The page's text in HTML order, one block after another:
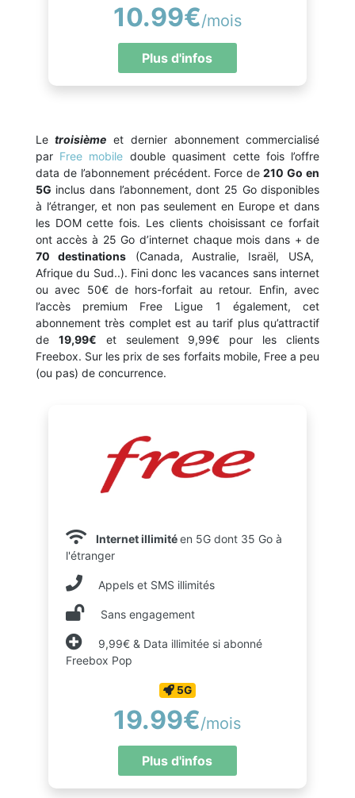
10.99€/mois
Plus d'infos
Letroisième et dernier abonnement commercialisé
par Free mobile double quasiment cette fois l’offre
data de l’abonnement précédent. Force de 210 Go en
5G inclus dans l’abonnement, dont 25 Go disponibles
à l’étranger, et non pas seulement en Europe et dans
les DOM cette fois. Les clients choisissant ce forfait
ont accès à 25 Go d’internet chaque mois dans + de
70 destinations (Canada, Australie, Israël, USA,
Afrique du Sud..). Fini donc les vacances sans internet
ou avec 50€ de hors-forfait au retour. Enfin, avec
l’accès premium Free Ligue 1 également, cet
abonnement très complet est au tarif plus qu’attractif
de 19,99€ et seulement 9,99€ pour les clients
Freebox. Sur les prix de ses forfaits mobile, Free a peu
(ou pas) de concurrence.
Internet illimitéen 5G dont 35 Go à
l'étranger
Appels et SMS illimités
Sans engagement
9,99€ & Data illimitée si abonné
Freebox Pop
5G
19.99€/mois
Plus d'infos